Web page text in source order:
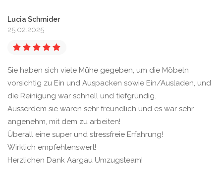
Lucia Schmider
25.02.2025
Sie haben sich viele Mühe gegeben, um die Möbeln
vorsichtig zu Ein und Auspacken sowie Ein/Ausladen, und
die Reinigung war schnell und tiefgründig.
Ausserdem sie waren sehr freundlich und es war sehr
angenehm, mit dem zu arbeiten!
Überall eine super und stressfreie Erfahrung!
Wirklich empfehlenswert!
Herzlichen Dank Aargau Umzugsteam!